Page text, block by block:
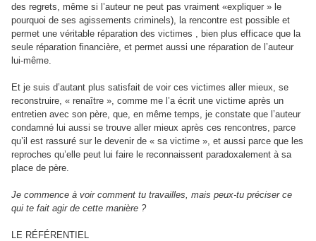
des regrets, même si l’auteur ne peut pas vraiment «expliquer » le
pourquoi de ses agissements criminels), la rencontre est possible et
permet une véritable réparation des victimes , bien plus efficace que la
seule réparation financière, et permet aussi une réparation de l’auteur
lui-même.
Et je suis d’autant plus satisfait de voir ces victimes aller mieux, se
reconstruire, « renaître », comme me l’a écrit une victime après un
entretien avec son père, que, en même temps, je constate que l’auteur
condamné lui aussi se trouve aller mieux après ces rencontres, parce
qu’il est rassuré sur le devenir de « sa victime », et aussi parce que les
reproches qu’elle peut lui faire le reconnaissent paradoxalement à sa
place de père.
Je commence à voir comment tu travailles, mais peux-tu préciser ce
qui te fait agir de cette manière ?
LE RÉFÉRENTIEL